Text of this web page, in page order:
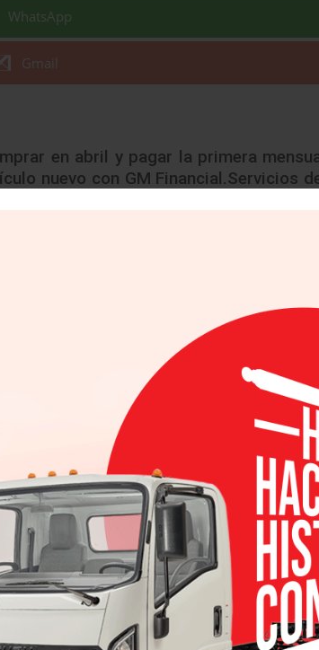
WhatsApp
Gmail
en abril y pagar la primera
nuevo con GM Financial.Servicios
de sus marcas
real, mantenerlos conectados y
de Chevrolet, Buick, GMC y
llevarlo a hacer Servicio y devolverlo.
y herramientas para que los
clientes interesados en obtener
abril y pagar la primera mensualidad
sin costo en toda la línea de
en el financiamiento.
a su contrato actual de
lo invitamos a visitar nuestra
la información necesaria o bien